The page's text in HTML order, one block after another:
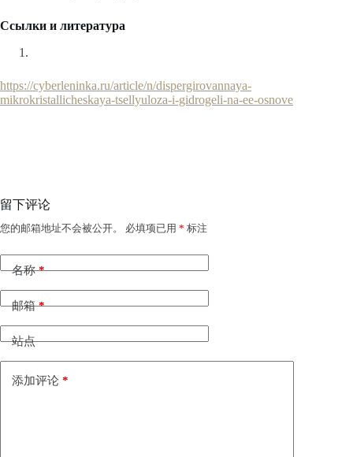
Ссылки и литература
https://cyberleninka.ru/article/n/dispergirovannaya-
mikrokristallicheskaya-tsellyuloza-i-gidrogeli-na-ee-osnove
留下评论
您的邮箱地址不会被公开。 必填项已用 * 标注
名称*
邮箱*
站点
添加评论 *